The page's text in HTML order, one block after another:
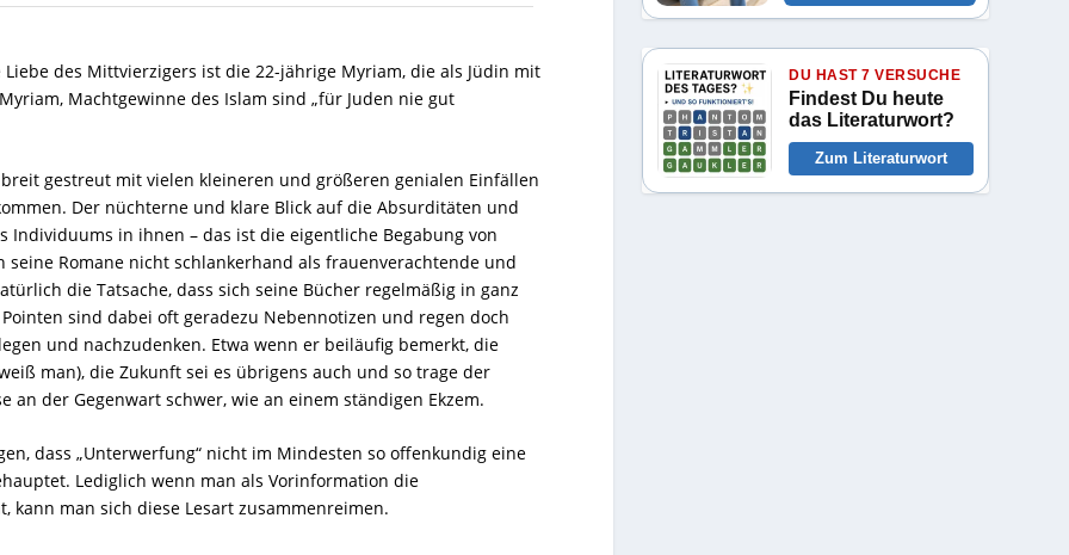
des Mittvierzigers ist die 22-jährige Myriam, die als Jüdin mit
Machtgewinne des Islam sind „für Juden nie gut
gestreut mit vielen kleineren und größeren genialen Einfällen
Der nüchterne und klare Blick auf die Absurditäten und
Individuums in ihnen – das ist die eigentliche Begabung von
Romane nicht schlankerhand als frauenverachtende und
die Tatsache, dass sich seine Bücher regelmäßig in ganz
sind dabei oft geradezu Nebennotizen und regen doch
und nachzudenken. Etwa wenn er beiläufig bemerkt, die
man), die Zukunft sei es übrigens auch und so trage der
der Gegenwart schwer, wie an einem ständigen Ekzem.
dass „Unterwerfung“ nicht im Mindesten so offenkundig eine
Lediglich wenn man als Vorinformation die
kann man sich diese Lesart zusammenreimen.
DU HAST 7 VERSUCHE
Findest Du heute
das Literaturwort?
Zum Literaturwort